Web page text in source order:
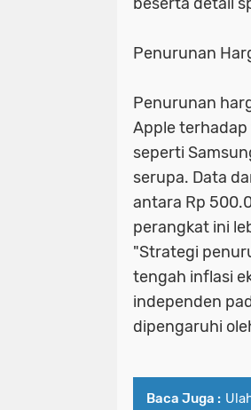
Penurunan
Penurunan
Apple terhadap
seperti
serupa. Data
antara Rp
perangkat ini
"Strategi
tengah inflasi
independen
dipengaruhi
Baca Juga :